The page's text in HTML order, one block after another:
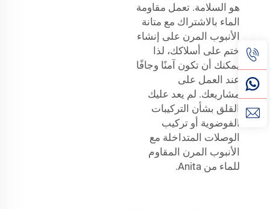
هو السلامة. تعمل مقاومة
الماء بالاشتراك مع متانة
الأنبوب المرن على إنشاء
ختم على أسلاكك، لذا
يمكنك أن تكون آمنًا وجافًا
عند العمل على
مشاريعك. لم يعد عليك
القلق بشأن التركيبات
الفوضوية أو تركيب
الوصلات المتداخلة مع
الأنبوب المرن المقاوم
للماء من Anita.